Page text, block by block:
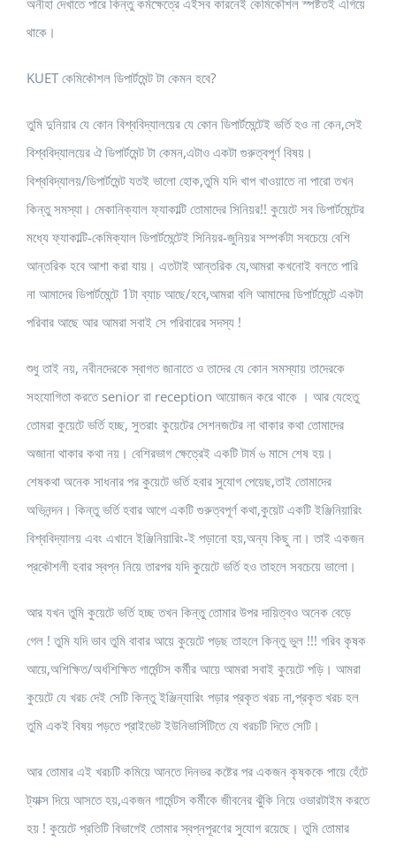
অনীহা দেখাতে পারে কিন্তু কর্মক্ষেত্রে এইসব কারনেই কেমিকৌশল স্পষ্টতই এগিয়ে
থাকে।
KUET কেমিকৌশল ডিপার্টমেন্ট টা কেমন হবে?
তুমি দুনিয়ার যে কোন বিশ্ববিদ্যালয়ের যে কোন ডিপার্টমেন্টেই ভর্তি হও না কেন,সেই
বিশ্ববিদ্যালয়ের ঐ ডিপার্টমেন্ট টা কেমন,এটাও একটা গুরুত্বপূর্ণ বিষয়।
বিশ্ববিদ্যালয়/ডিপার্টমেন্ট যতই ভালো হোক,তুমি যদি খাপ খাওয়াতে না পারো তখন
কিন্তু সমস্যা। মেকানিক্যাল ফ্যাকাল্টি তোমাদের সিনিয়র!! কুয়েটে সব ডিপার্টমেন্টের
মধ্যে ফ্যাকাল্টি-কেমিক্যাল ডিপার্টমেন্টেই সিনিয়র-জুনিয়র সম্পর্কটা সবচেয়ে বেশি
আন্তরিক হবে আশা করা যায়। এতটাই আন্তরিক যে,আমরা কখনোই বলতে পারি
না আমাদের ডিপার্টমেন্টে 1টা ব্যাচ আছে/হবে,আমরা বলি আমাদের ডিপার্টমেন্টে একটা
পরিবার আছে আর আমরা সবাই সে পরিবারের সদস্য !
শুধু তাই নয়, নবীনদেরকে স্বাগত জানাতে ও তাদের যে কোন সমস্যায় তাদেরকে
সহযোগিতা করতে senior রা reception আয়োজন করে থাকে । আর যেহেতু
তোমরা কুয়েটে ভর্তি হচ্ছ, সুতরাং কুয়েটের সেশনজটের না থাকার কথা তোমাদের
অজানা থাকার কথা নয়। বেশিরভাগ ক্ষেত্রেই একটি টার্ম ৬ মাসে শেষ হয়।
শেষকথা অনেক সাধনার পর কুয়েটে ভর্তি হবার সুযোগ পেয়েছ,তাই তোমাদের
অভিনন্দন। কিন্তু ভর্তি হবার আগে একটি গুরুত্বপূর্ণ কথা,কুয়েট একটি ইঞ্জিনিয়ারিং
বিশ্ববিদ্যালয় এবং এখানে ইঞ্জিনিয়ারিং-ই পড়ানো হয়,অন্য কিছু না। তাই একজন
প্রকৌশলী হবার স্বপ্ন নিয়ে তারপর যদি কুয়েটে ভর্তি হও তাহলে সবচেয়ে ভালো।
আর যখন তুমি কুয়েটে ভর্তি হচ্ছ তখন কিন্তু তোমার উপর দায়িত্বও অনেক বেড়ে
গেল ! তুমি যদি ভাব তুমি বাবার আয়ে কুয়েটে পড়ছ তাহলে কিন্তু ভুল !!! গরিব কৃষক
আয়ে,অশিক্ষিত/অর্ধশিক্ষিত গার্মেন্টস কর্মীর আয়ে আমরা সবাই কুয়েটে পড়ি। আমরা
কুয়েটে যে খরচ দেই সেটি কিন্তু ইঞ্জিন্যারিং পড়ার প্রকৃত খরচ না,প্রকৃত খরচ হল
তুমি একই বিষয় পড়তে প্রাইভেট ইউনিভার্সিটিতে যে খরচটি দিতে সেটি।
আর তোমার এই খরচটি কমিয়ে আনতে দিনভর কষ্টের পর একজন কৃষককে পায়ে হেঁটে
ট্যাক্স দিয়ে আসতে হয়,একজন গার্মেন্টস কর্মীকে জীবনের ঝুঁকি নিয়ে ওভারটাইম করতে
হয় ! কুয়েটে প্রতিটি বিভাগেই তোমার স্বপ্নপূরণের সুযোগ রয়েছে। তুমি তোমার